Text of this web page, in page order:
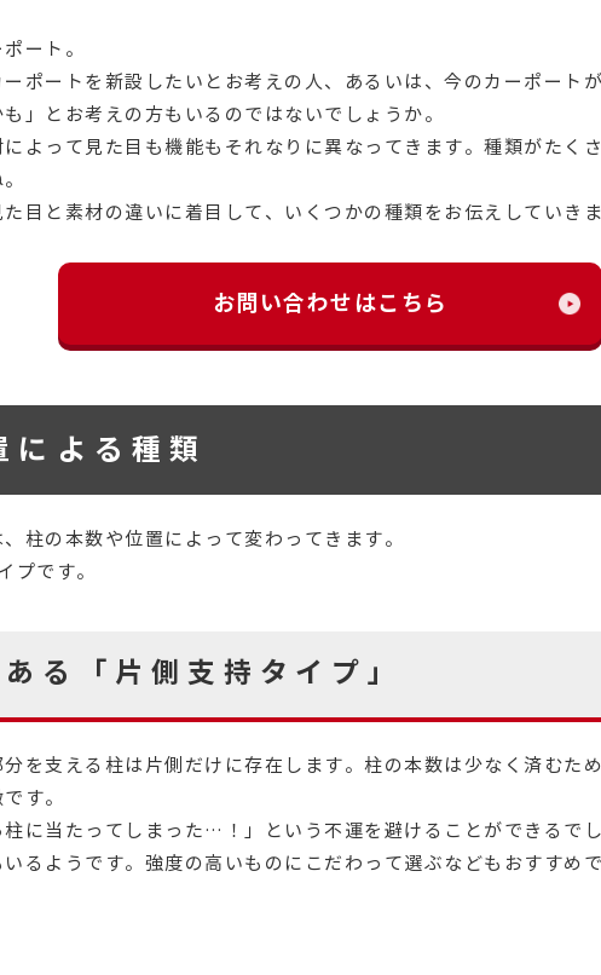
ート。
ポートを新設したいとお考えの人、あるいは、今のカーポート
」とお考えの方もいるのではないでしょうか。
よって見た目も機能もそれなりに異なってきます。種類がたく
目と素材の違いに着目して、いくつかの種類をお伝えしていき
お問い合わせはこちら
による種類
柱の本数や位置によって変わってきます。
プです。
る「片側支持タイプ」
を支える柱は片側だけに存在します。柱の本数は少なく済むた
す。
に当たってしまった…！」という不運を避けることができるで
るようです。強度の高いものにこだわって選ぶなどもおすすめ